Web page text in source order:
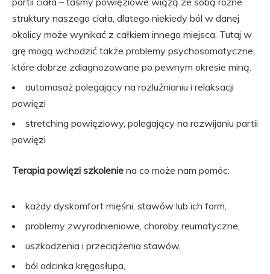
struktury naszego ciała, dlatego niekiedy ból w danej
okolicy może wynikać z całkiem innego miejsca. Tutaj w
grę mogą wchodzić także problemy psychosomatyczne,
które dobrze zdiagnozowane po pewnym okresie miną.
automasaż polegający na rozluźnianiu i relaksacji
powięzi
stretching powięziowy, polegający na rozwijaniu partii
powięzi
Terapia powięzi szkolenie na co może nam pomóc:
każdy dyskomfort mięśni, stawów lub ich form,
problemy zwyrodnieniowe, choroby reumatyczne,
uszkodzenia i przeciążenia stawów,
ból odcinka kręgosłupa,